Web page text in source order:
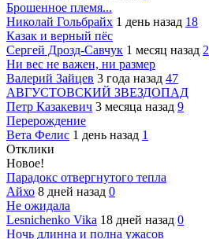
Брошенное племя...
Николай Гольбрайх 1 день назад 18
Казак и верный пёс
Сергей Дрозд-Савчук 1 месяц назад 2
Ни вес не важен, ни размер
Валерий Зайцев 3 года назад 47
АВГУСТОВСКИЙ ЗВЕЗДОПАД
Петр Казакевич 3 месяца назад 9
Перерождение
Вета Фелис 1 день назад 1
Отклики
Новое!
Парадокс отвергнутого тепла
Айхо 8 дней назад 0
Не ожидала
Lesnichenko Vika 18 дней назад 0
Ночь длинна и полна ужасов